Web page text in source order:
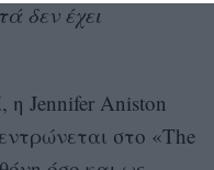
δεν έχει
Jennifer Aniston
στο «The